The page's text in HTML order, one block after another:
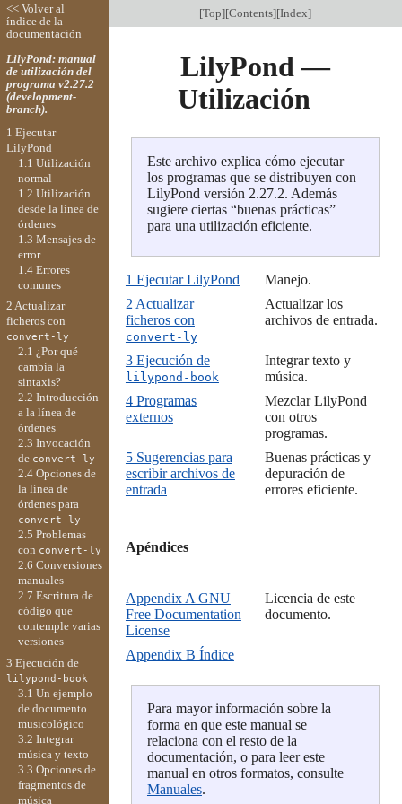
[Top][Contents][Index]
LilyPond —
Utilización
Este archivo explica cómo ejecutar
los programas que se distribuyen con
LilyPond versión 2.27.2. Además
sugiere ciertas “buenas prácticas”
para una utilización eficiente.
1 Ejecutar LilyPond
Manejo.
2 Actualizar
ficheros con
convert-ly
Actualizar los
archivos de entrada.
3 Ejecución de
lilypond-book
Integrar texto y
música.
4 Programas
externos
Mezclar LilyPond
con otros
programas.
5 Sugerencias para
escribir archivos de
entrada
Buenas prácticas y
depuración de
errores eficiente.
Apéndices
Appendix A GNU
Free Documentation
License
Licencia de este
documento.
Appendix B Índice
Para mayor información sobre la
forma en que este manual se
relaciona con el resto de la
documentación, o para leer este
manual en otros formatos, consulte
Manuales.
<< Volver al
índice de la
documentación
LilyPond: manual
de utilización del
programa v2.27.2
(development-
branch).
1 Ejecutar
LilyPond
1.1 Utilización
normal
1.2 Utilización
desde la línea de
órdenes
1.3 Mensajes de
error
1.4 Errores
comunes
2 Actualizar
ficheros con
convert-ly
2.1 ¿Por qué
cambia la
sintaxis?
2.2 Introducción
a la línea de
órdenes
2.3 Invocación
de convert-ly
2.4 Opciones de
la línea de
órdenes para
convert-ly
2.5 Problemas
con convert-ly
2.6 Conversiones
manuales
2.7 Escritura de
código que
contemple varias
versiones
3 Ejecución de
lilypond-book
3.1 Un ejemplo
de documento
musicológico
3.2 Integrar
música y texto
3.3 Opciones de
fragmentos de
música